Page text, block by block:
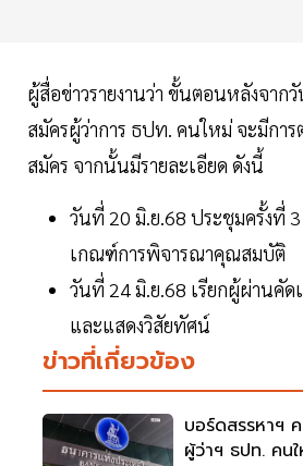
ผู้สื่อข่าวรายงานว่า ขั้นตอนหลังจาก
สมัครผู้ว่าการ ธปท. คนใหม่ จะมีกา
สมัคร จากนั้นมีรายละเอียด ดังนี้
วันที่ 20 มิ.ย.68 ประชุมครั้งที่
เกณฑ์การพิจารณาคุณสมบัติ
วันที่ 24 มิ.ย.68 เรียกผู้ผ่านคั
และแสดงวิสัยทัศน์
ข่าวที่เกี่ยวข้อง
บอร์ดสรรหาฯ
ผู้ว่าฯ ธปท. คน